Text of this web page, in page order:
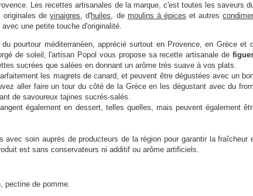
Les recettes artisanales de la marque, c'est toutes les saveurs
originales devinaigres, d'huiles, de moulins à épices et autres
une petite touche d'originalité.
pourtour méditerranéen, apprécié surtout en Provence, en Grèce et
de soleil, l'artisan Popol vous propose sa recette artisanale de
sucrées que salées en donnant un arôme très suave à vos plats.
les magrets de canard, et peuvent être dégustées avec un
aller faire un tour du côté de la Grèce en les dégustant avec du
de savoureux tajines sucrés-salés.
également en dessert, telles quelles, mais peuvent également
avec soin auprès de producteurs de la région pour garantir la fraîcheur
est sans conservateurs ni additif ou arôme artificiels.
pectine de pomme.